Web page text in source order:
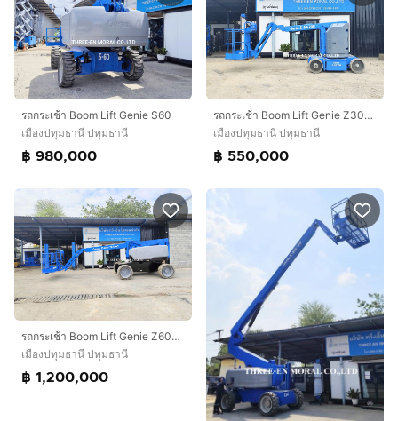
รถกระเช้า Boom Lift Genie S60
เมืองปทุมธานี ปทุมธานี
฿ 980,000
รถกระเช้า Boom Lift Genie Z30-20N
เมืองปทุมธานี ปทุมธานี
฿ 550,000
รถกระเช้า Boom Lift Genie Z60-37DC
เมืองปทุมธานี ปทุมธานี
฿ 1,200,000